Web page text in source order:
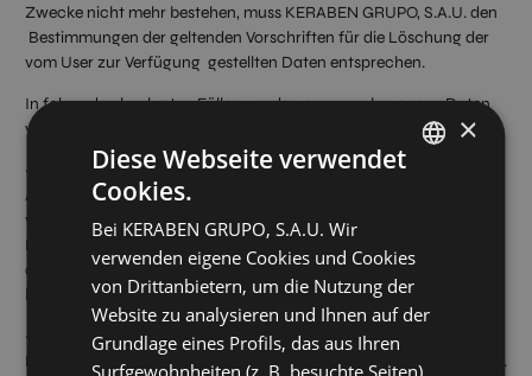
Zwecke nicht mehr bestehen, muss KERABEN GRUPO, S.A.U. den
Bestimmungen der geltenden Vorschriften für die Löschung der
vom User zur Verfügung gestellten Daten entsprechen.
In folgenden konkreten Fällen werden personenbezogene Daten
während weiterer Fristen bearbeitet:
· Durchführung statistischer Untersuchungen: die
Aufbewahrungsfrist muss in einem angemessenen Verhältnis zum
verfolgten Ziel stehen, wobei das Recht auf Datenschutz und die
Einführung geeigneter und spezifischer Maßnahmen zum Schutz
der Interessen und Grundrechte des Users gebührend zu
berücksichtigen sind.
· Auswahlverfahren: Die Daten werden aufbewahrt, solange der
Kandidat nicht von seinem Recht auf Löschung Gebrauch macht.
FRENCH
×
Diese Webseite verwendet
Cookies.
Bei KERABEN GRUPO, S.A.U. Wir
verwenden eigene Cookies und Cookies
von Drittanbietern, um die Nutzung der
Website zu analysieren und Ihnen auf der
Grundlage eines Profils, das aus Ihren
Surfgewohnheiten (z. B. besuchte Seiten)